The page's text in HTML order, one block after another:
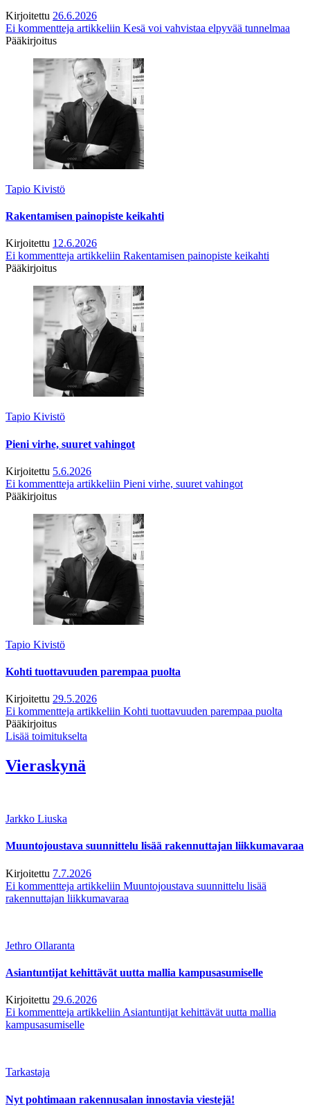
Kirjoitettu 26.6.2026
Ei kommentteja artikkeliin Kesä voi vahvistaa elpyvää tunnelmaa
Pääkirjoitus
Tapio Kivistö
Rakentamisen painopiste keikahti
Kirjoitettu 12.6.2026
Ei kommentteja artikkeliin Rakentamisen painopiste keikahti
Pääkirjoitus
Tapio Kivistö
Pieni virhe, suuret vahingot
Kirjoitettu 5.6.2026
Ei kommentteja artikkeliin Pieni virhe, suuret vahingot
Pääkirjoitus
Tapio Kivistö
Kohti tuottavuuden parempaa puolta
Kirjoitettu 29.5.2026
Ei kommentteja artikkeliin Kohti tuottavuuden parempaa puolta
Pääkirjoitus
Lisää toimitukselta
Vieraskynä
Jarkko Liuska
Muuntojoustava suunnittelu lisää rakennuttajan liikkumavaraa
Kirjoitettu 7.7.2026
Ei kommentteja artikkeliin Muuntojoustava suunnittelu lisää
rakennuttajan liikkumavaraa
Jethro Ollaranta
Asiantuntijat kehittävät uutta mallia kampusasumiselle
Kirjoitettu 29.6.2026
Ei kommentteja artikkeliin Asiantuntijat kehittävät uutta mallia
kampusasumiselle
Tarkastaja
Nyt pohtimaan rakennusalan innostavia viestejä!